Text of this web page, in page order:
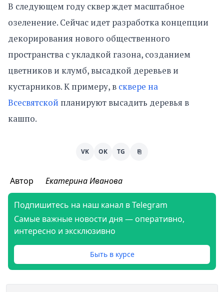
В следующем году сквер ждет масштабное
озеленение. Сейчас идет разработка концепции
декорирования нового общественного
пространства с укладкой газона, созданием
цветников и клумб, высадкой деревьев и
кустарников. К примеру, в сквере на
Всесвятской планируют высадить деревья в
кашпо.
VK OK TG ⎘
Автор Екатерина Иванова
Подпишитесь на наш канал в Telegram
Самые важные новости дня — оперативно,
интересно и эксклюзивно
Быть в курсе